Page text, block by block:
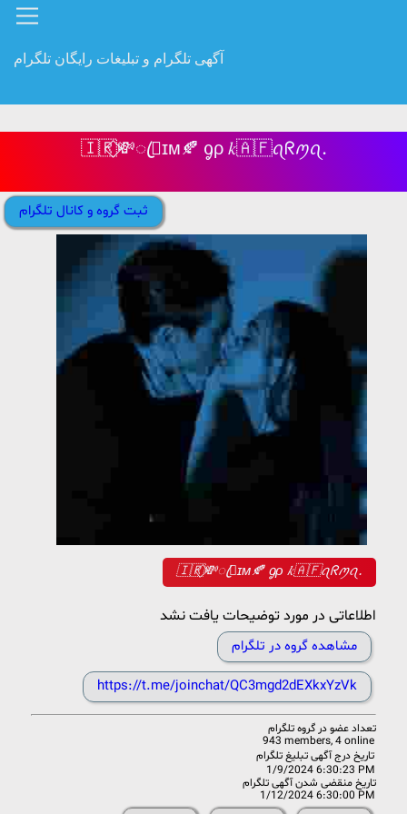
آگهی تلگرام و تبلیغات رایگان تلگرام
🇮🇷⃟💸ꦿɪᴍ🍂 ᧁρ 𝑘🇦🇫ꪖᖇꪑꪖ.
ثبت گروه و کانال تلگرام
🇮🇷⃟💸ꦿɪᴍ🍂 ᧁρ 𝑘🇦🇫ꪖᖇꪑꪖ.
اطلاعاتی در مورد توضیحات یافت نشد
مشاهده گروه در تلگرام
https://t.me/joinchat/QC3mgd2dEXkxYzVk
تعداد عضو در گروه تلگرام
943 members, 4 online
تاریخ درج آگهی تبلیغ تلگرام
1/9/2024 6:30:23 PM
تاریخ منقضی شدن آگهی تلگرام
1/12/2024 6:30:00 PM